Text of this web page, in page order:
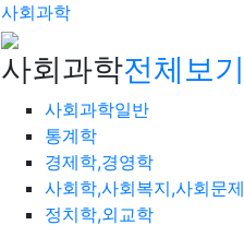
사회과학
사회과학전체보
사회과학일반
통계학
경제학,경영학
사회학,사회복지,사회문제
정치학,외교학